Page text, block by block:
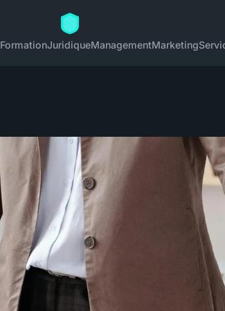
FormationJuridiqueManagementMarketing